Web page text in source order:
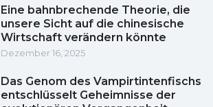
Eine bahnbrechende Theorie, die
unsere Sicht auf die chinesische
Wirtschaft verändern könnte
Dezember 16, 2025
Das Genom des Vampirtintenfischs
entschlüsselt Geheimnisse der